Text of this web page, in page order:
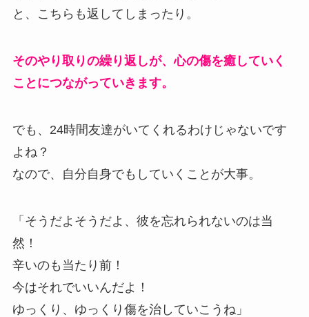
と、こちらも返してしまったり。
そのやり取りの繰り返しが、心の傷を癒していく
ことにつながっていきます。
でも、24時間友達がいてくれるわけじゃないです
よね？
なので、自分自身でもしていくことが大事。
「そうだよそうだよ、彼を忘れられないのは当
然！
辛いのも当たり前！
今はそれでいいんだよ！
ゆっくり、ゆっくり傷を治していこうね」